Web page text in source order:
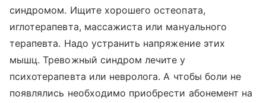
синдромом. Ищите хорошего остеопата,
иглотерапевта, массажиста или мануального
терапевта. Надо устранить напряжение этих
мышц. Тревожный синдром лечите у
психотерапевта или невролога. А чтобы боли не
появлялись необходимо приобрести абонемент на